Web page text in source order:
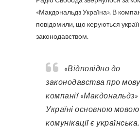
«Макдональдз Україна». В
повідомили, що керуються
законодавством.
«Відповідно до
законодавства про
компанії «Макдональдз»
Україні основною мовою
комунікації є українська.